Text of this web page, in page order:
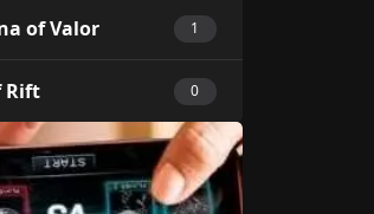
of Valor 1
Rift 0